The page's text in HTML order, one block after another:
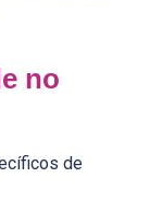
no
de